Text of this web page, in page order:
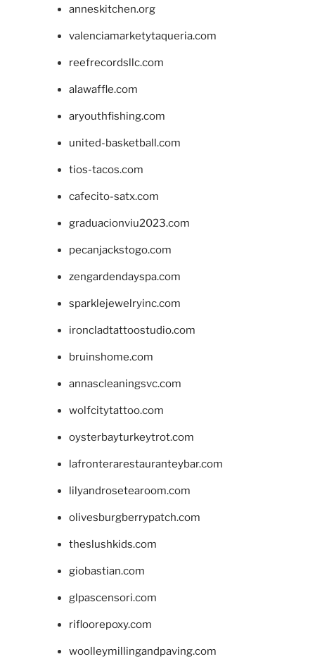
anneskitchen.org
valenciamarketytaqueria.com
reefrecordsllc.com
alawaffle.com
aryouthfishing.com
united-basketball.com
tios-tacos.com
cafecito-satx.com
graduacionviu2023.com
pecanjackstogo.com
zengardendayspa.com
sparklejewelryinc.com
ironcladtattoostudio.com
bruinshome.com
annascleaningsvc.com
wolfcitytattoo.com
oysterbayturkeytrot.com
lafronterarestauranteybar.com
lilyandrosetearoom.com
olivesburgberrypatch.com
theslushkids.com
giobastian.com
glpascensori.com
rifloorepoxy.com
woolleymillingandpaving.com